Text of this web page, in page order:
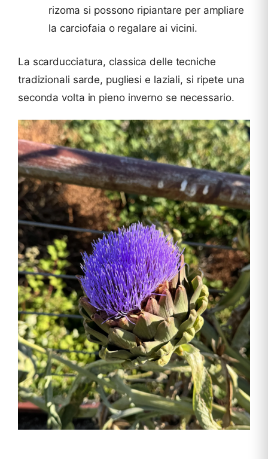
rizoma si possono ripiantare per ampliare
la carciofaia o regalare ai vicini.
La scarducciatura, classica delle tecniche
tradizionali sarde, pugliesi e laziali, si ripete una
seconda volta in pieno inverno se necessario.